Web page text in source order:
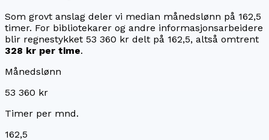
Som grovt anslag deler vi median månedslønn på 162,5
timer. For bibliotekarer og andre informasjonsarbeidere
blir regnestykket 53 360 kr delt på 162,5, altså omtrent
328 kr per time.
Månedslønn
53 360 kr
Timer per mnd.
162,5